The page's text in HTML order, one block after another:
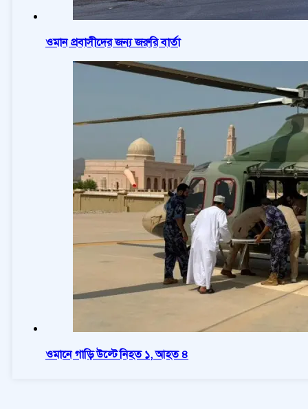
ওমান প্রবাসীদের জন্য জরুরি বার্তা
ওমানে গাড়ি উল্টে নিহত ১, আহত ৪